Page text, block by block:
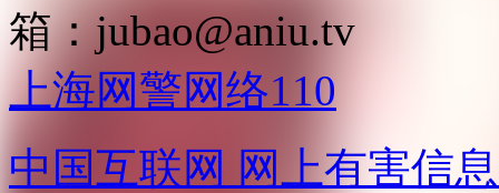
箱：jubao@aniu.tv
上海网警网络110
中国互联网 网上有害信